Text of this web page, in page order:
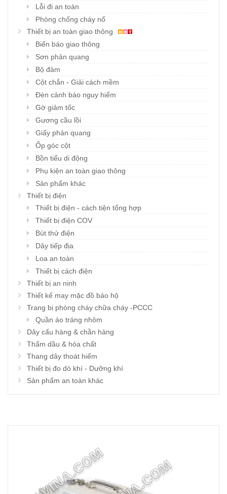
Lỗi đi an toàn
Phòng chống cháy nổ
Thiết bị an toàn giao thông
Biển báo giao thông
Sơn phản quang
Bộ đàm
Cột chắn - Giải cách mềm
Đèn cảnh báo nguy hiểm
Gờ giảm tốc
Gương cầu lồi
Giấy phản quang
Ốp góc cột
Bồn tiểu di động
Phụ kiện an toàn giao thông
Sản phẩm khác
Thiết bị điện
Thiết bị điện - cách tiện tổng hợp
Thiết bị điện COV
Bút thử điện
Dây tiếp địa
Loa an toàn
Thiết bị cách điện
Thiết bị an ninh
Thiết kế may mặc đồ bảo hộ
Trang bị phòng cháy chữa cháy -PCCC
Quần áo tráng nhôm
Dây cẩu hàng & chằn hàng
Thấm dầu & hóa chất
Thang dây thoát hiểm
Thiết bị đo dò khí - Dưỡng khí
Sản phẩm an toàn khác